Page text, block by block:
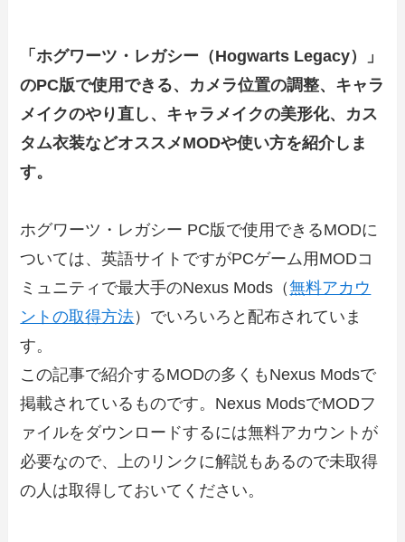
「ホグワーツ・レガシー（Hogwarts Legacy）」
のPC版で使用できる、カメラ位置の調整、キャラ
メイクのやり直し、キャラメイクの美形化、カス
タム衣装などオススメMODや使い方を紹介しま
す。
ホグワーツ・レガシー PC版で使用できるMODに
ついては、英語サイトですがPCゲーム用MODコ
ミュニティで最大手のNexus Mods（無料アカウ
ントの取得方法）でいろいろと配布されていま
す。
この記事で紹介するMODの多くもNexus Modsで
掲載されているものです。Nexus ModsでMODフ
ァイルをダウンロードするには無料アカウントが
必要なので、上のリンクに解説もあるので未取得
の人は取得しておいてください。